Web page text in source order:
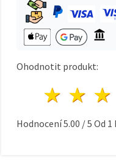
Ohodnotit produkt:
2
1
Hodnocení5.00 /5 Od 1